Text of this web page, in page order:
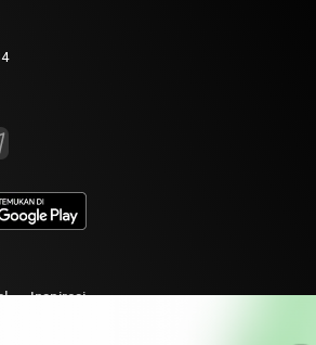
Inspirasi